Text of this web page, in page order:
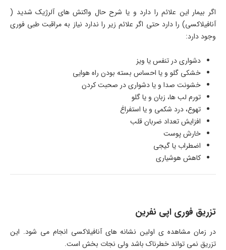
اگر بیمار این علائم را دارد و یا شرح حال واکنش های آلرژیک شدید (
آنافیلاکسی) را دارد حتی اگر علائم زیر را ندارد نیاز به مراقبت طبی فوری
وجود دارد:
دشواری در تنفس یا ویز
خشکی گلو و یا احساس بسته بودن راه هوایی
خشونت صدا و یا دشواری در صحبت کردن
تورم لب ها، زبان و یا گلو
تهوع، درد شکمی و یا استفراغ
افزایش تعداد ضربان قلب
خارش پوست
اضطراب یا گیجی
کاهش هوشیاری
تزریق فوری اپی نفرین
در زمان مشاهده ی اولین نشانه های آنافیلاکسی انجام می شود. این
تزریق نمی تواند خطرناک باشد ولی نجات بخش است.